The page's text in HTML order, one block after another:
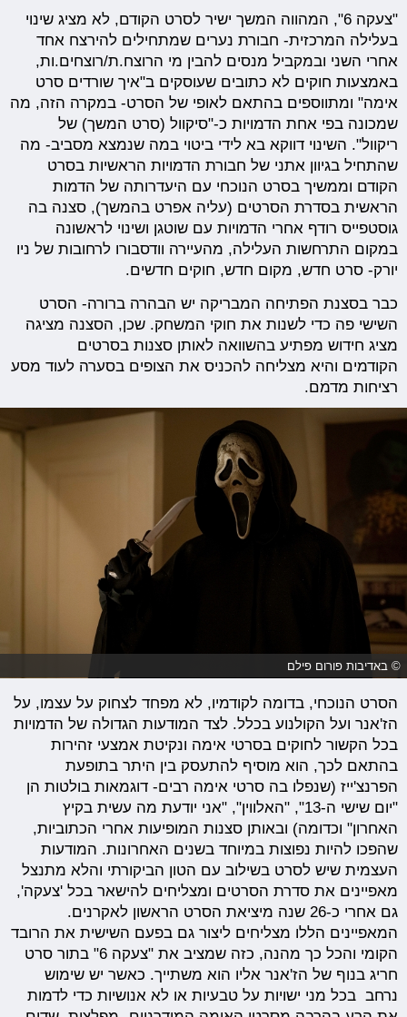
"צעקה 6", המהווה המשך ישיר לסרט הקודם, לא מציג שינוי
בעלילה המרכזית- חבורת נערים שמתחילים להירצח אחד
אחרי השני ובמקביל מנסים להבין מי הרוצח.ת/רוצחים.ות,
באמצעות חוקים לא כתובים שעוסקים ב"איך שורדים סרט
אימה" ומתווספים בהתאם לאופי של הסרט- במקרה הזה, מה
שמכונה בפי אחת הדמויות כ-"סיקוול (סרט המשך) של
ריקוול". השינוי דווקא בא לידי ביטוי במה שנמצא מסביב- מה
שהתחיל בגיוון אתני של חבורת הדמויות הראשיות בסרט
הקודם וממשיך בסרט הנוכחי עם היעדרותה של הדמות
הראשית בסדרת הסרטים (עליה אפרט בהמשך), סצנה בה
גוסטפייס רודף אחרי הדמויות עם שוטגן ושינוי לראשונה
במקום התרחשות העלילה, מהעיירה וודסבורו לרחובות של ניו
יורק- סרט חדש, מקום חדש, חוקים חדשים.
כבר בסצנת הפתיחה המבריקה יש הבהרה ברורה- הסרט
השישי פה כדי לשנות את חוקי המשחק. שכן, הסצנה מציגה
מציג חידוש מפתיע בהשוואה לאותן סצנות בסרטים
הקודמים והיא מצליחה להכניס את הצופים בסערה לעוד מסע
רציחות מדמם.
© באדיבות פורום פילם
הסרט הנוכחי, בדומה לקודמיו, לא מפחד לצחוק על עצמו, על
הז'אנר ועל הקולנוע בכלל. לצד המודעות הגדולה של הדמויות
בכל הקשור לחוקים בסרטי אימה ונקיטת אמצעי זהירות
בהתאם לכך, הוא מוסיף להתעסק בין היתר בתופעת
הפרנצ'ייז (שנפלו בה סרטי אימה רבים- דוגמאות בולטות הן
"יום שישי ה-13", "האלווין", "אני יודעת מה עשית בקיץ
האחרון" וכדומה) ובאותן סצנות המופיעות אחרי הכתוביות,
שהפכו להיות נפוצות במיוחד בשנים האחרונות. המודעות
העצמית שיש לסרט בשילוב עם הטון הביקורתי והלא מתנצל
מאפיינים את סדרת הסרטים ומצליחים להישאר בכל 'צעקה',
גם אחרי כ-26 שנה מיציאת הסרט הראשון לאקרנים.
המאפיינים הללו מצליחים ליצור גם בפעם השישית את הרובד
הקומי והכל כך מהנה, כזה שמציב את "צעקה 6" בתור סרט
חריג בנוף של הז'אנר אליו הוא משתייך. כאשר יש שימוש
נרחב בכל מני ישויות על טבעיות או לא אנושיות כדי לדמות